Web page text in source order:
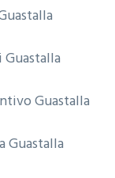
Guastalla
Guastalla